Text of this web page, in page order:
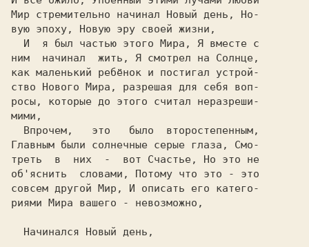
Мир стремительно начинал Новый день, Но-
вую эпоху, Новую эру своей жизни,
  И  я был частью этого
Мира, Я вместе с
ним  начинал  жить, Я смотрел на
как маленький ребёнок и постигал устрой-
ство Нового Мира, разрешая для себя воп-
росы, которые до этого считал неразреши-
мими,
Главным были солнечные серые глаза, Смо-
треть  в  них  -  вот Счастье, Но это не
об'яснить  словами, Потому что это - это
совсем другой Мир, И описать его катего-